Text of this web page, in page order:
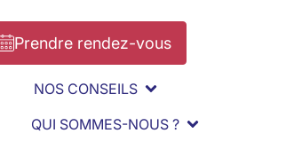
Prendre rendez-vous
NOS CONSEILS
QUI SOMMES-NOUS ?